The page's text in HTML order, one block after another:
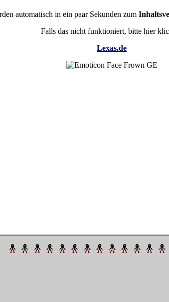
automatisch in ein paar Sekunden zum
Falls das nicht funktioniert, bitte hier
Lexas.de